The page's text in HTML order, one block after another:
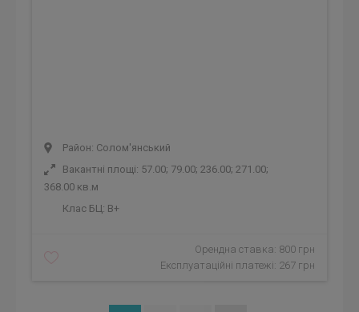
Район: Солом'янський
Вакантні площі: 57.00; 79.00; 236.00; 271.00;
368.00 кв.м
Клас БЦ: B+
Орендна ставка: 800 грн
Експлуатаційні платежі: 267 грн